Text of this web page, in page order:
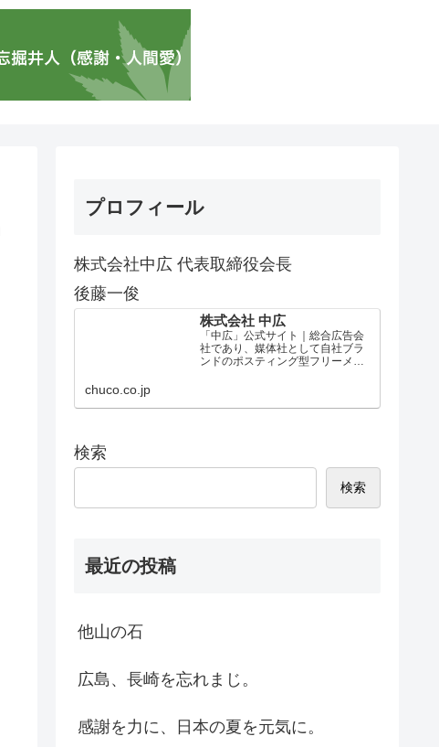
プロフィール
株式会社中広 代表取締役会長
後藤一俊
株式会社 中広
「中広」公式サイト｜総合広告会
社であり、媒体社として自社ブラ
ンドのポスティング型フリーメデ
chuco.co.jp
検索
検索
最近の投稿
他山の石
広島、長崎を忘れまじ。
感謝を力に、日本の夏を元気に。